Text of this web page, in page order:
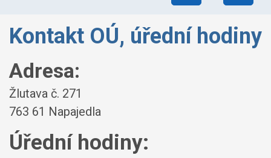
Kontakt OÚ, úřední hodiny
Adresa:
Žlutava č. 271
763 61 Napajedla
Úřední hodiny: